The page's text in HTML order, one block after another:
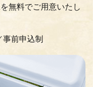
無料でご用意いたし
前申込制